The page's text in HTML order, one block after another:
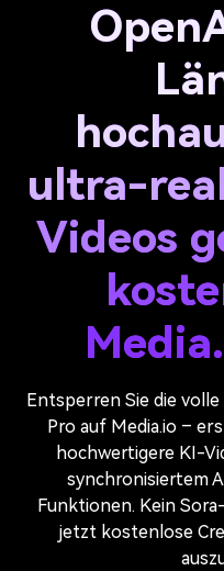
ultra-
Videos
Entsperren Sie die
Pro auf Media.io –
hochwertigere KI-
synchronisiertem
Funktionen. Kein
jetzt kostenlose